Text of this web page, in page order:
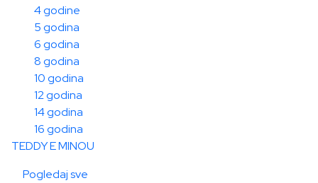
4 godine
5 godina
6 godina
8 godina
10 godina
12 godina
14 godina
16 godina
TEDDY E MINOU
Pogledaj sve